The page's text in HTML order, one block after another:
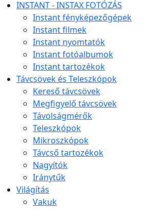
INSTANT - INSTAX FOTÓZÁS
Instant fényképezőgépek
Instant filmek
Instant nyomtatók
Instant fotóalbumok
Instant tartozékok
Távcsövek és Teleszkópok
Kereső távcsövek
Megfigyelő távcsövek
Távolságmérők
Teleszkópok
Mikroszkópok
Távcső tartozékok
Nagyítók
Iránytűk
Világítás
Vakuk